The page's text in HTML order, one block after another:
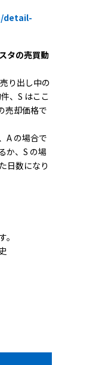
detail-
タの売買動
り出し中の
、S はここ
売却価格で
A の場合で
か、S の場
日数になり